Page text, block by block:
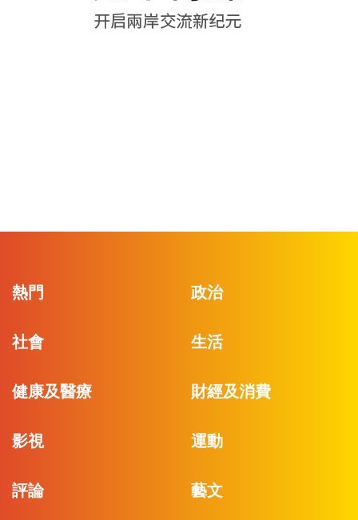
熱門 政治
社會 生活
健康及醫療 財經及消費
影視 運動
評論 藝文